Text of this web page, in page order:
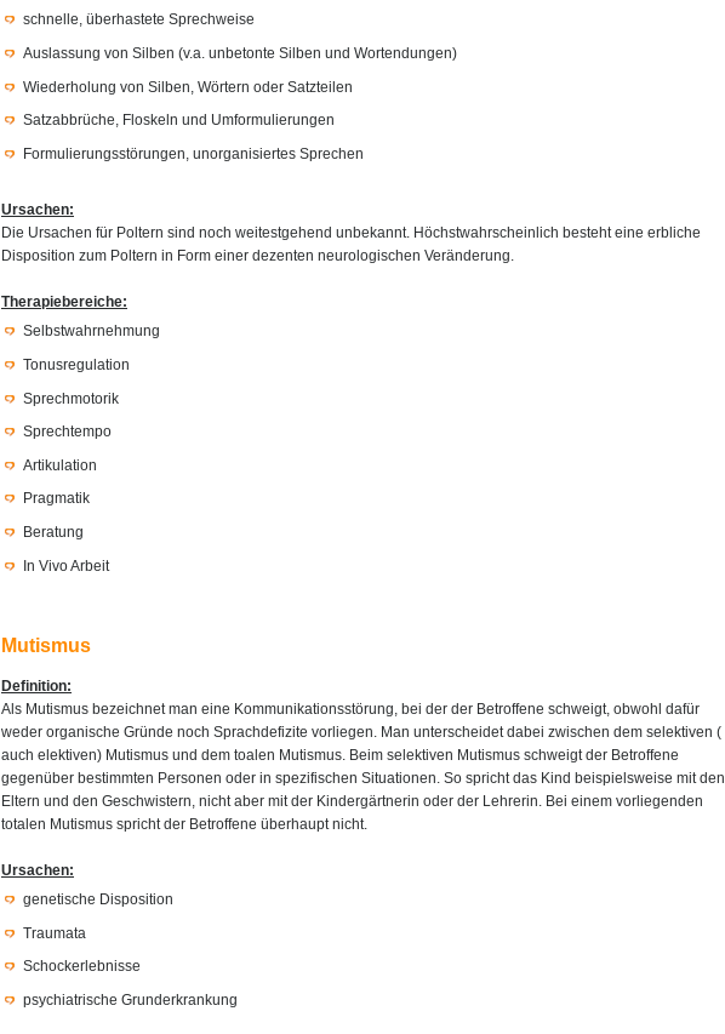
schnelle, überhastete Sprechweise
Auslassung von Silben (v.a. unbetonte Silben und Wortendungen)
Wiederholung von Silben, Wörtern oder Satzteilen
Satzabbrüche, Floskeln und Umformulierungen
Formulierungsstörungen, unorganisiertes Sprechen
Ursachen:
Die Ursachen für Poltern sind noch weitestgehend unbekannt. Höchstwahrscheinlich besteht eine erbliche
Disposition zum Poltern in Form einer dezenten neurologischen Veränderung.
Therapiebereiche:
Selbstwahrnehmung
Tonusregulation
Sprechmotorik
Sprechtempo
Artikulation
Pragmatik
Beratung
In Vivo Arbeit
Mutismus
Definition:
Als Mutismus bezeichnet man eine Kommunikationsstörung, bei der der Betroffene schweigt, obwohl dafür
weder organische Gründe noch Sprachdefizite vorliegen. Man unterscheidet dabei zwischen dem selektiven (
auch elektiven) Mutismus und dem toalen Mutismus. Beim selektiven Mutismus schweigt der Betroffene
gegenüber bestimmten Personen oder in spezifischen Situationen. So spricht das Kind beispielsweise mit den
Eltern und den Geschwistern, nicht aber mit der Kindergärtnerin oder der Lehrerin. Bei einem vorliegenden
totalen Mutismus spricht der Betroffene überhaupt nicht.
Ursachen:
genetische Disposition
Traumata
Schockerlebnisse
psychiatrische Grunderkrankung